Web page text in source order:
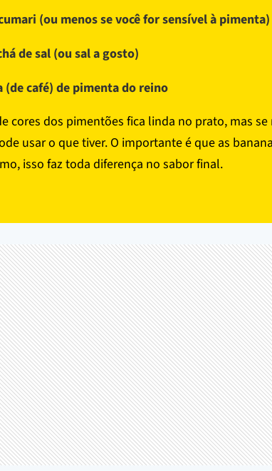
(ou menos se você for sensível à pimenta)
de sal (ou sal a gosto)
(de café) de pimenta do reino
cores dos pimentões fica linda no prato, mas se
usar o que tiver. O importante é que as
isso faz toda diferença no sabor final.